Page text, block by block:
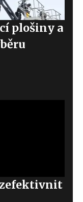
plošiny a
zefektivnit